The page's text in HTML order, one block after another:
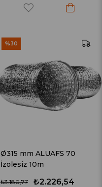
Ø315 mm ALUAFS 70
İzolesiz 10m
₺2.226,54
₺3.180,77
%30